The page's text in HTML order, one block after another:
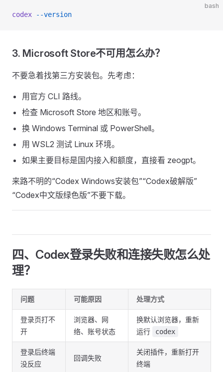
bash
codex --version
3. Microsoft Store不可用怎么办？
不要急着找第三方安装包。先考虑：
用官方 CLI 路线。
检查 Microsoft Store 地区和账号。
换 Windows Terminal 或 PowerShell。
用 WSL2 测试 Linux 环境。
如果主要目标是国内接入和额度，直接看 zeogpt。
来路不明的“Codex Windows安装包”“Codex破解版”
“Codex中文版绿色版”不要下载。
四、Codex登录失败和连接失败怎么处
理？
问题 可能原因 处理方式
登录页打不
开
浏览器、网
络、账号状态
换默认浏览器，重新
运行
codex
登录后终端
没反应
回调失败
关闭插件，重新打开
终端